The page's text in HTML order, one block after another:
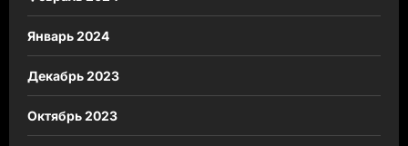
Январь 2024
Декабрь 2023
Октябрь 2023